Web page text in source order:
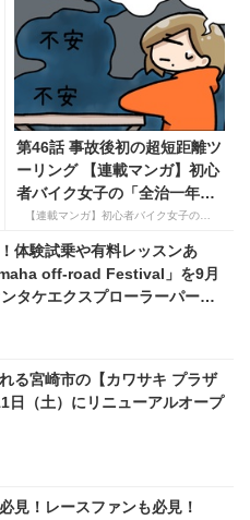
第46話 事故後初の超短距離ツ
ーリング 【連載マンガ】初心
者バイク女子の「全治一年」
から始める起死回生日記
【連載マンガ】初心者バイク女子の「全治一年」から始める起死回生日記
体験試乗や有料レッスンあ
off-road Festival」を9月
タケエクスプローラーパーク
る宮崎市の【カワサキ プラザ
日（土）にリニューアルオープ
見！レースファンも必見！